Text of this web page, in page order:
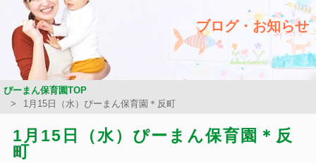
ブログ・お知らせ
ぴーまん保育園TOP
1月15日（水）ぴーまん保育園＊反町
1月15日（水）ぴーまん保育園＊反
町